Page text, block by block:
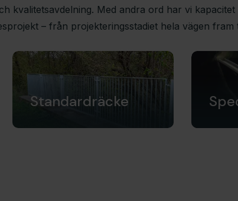
kvalitetsavdelning. Med andra ord har vi
– från projekteringsstadiet hela vägen fram
Standardräcke